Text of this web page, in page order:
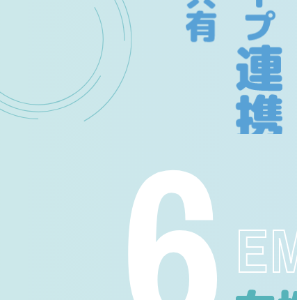
IoT事業とマシーン事業そ
身につけることができます